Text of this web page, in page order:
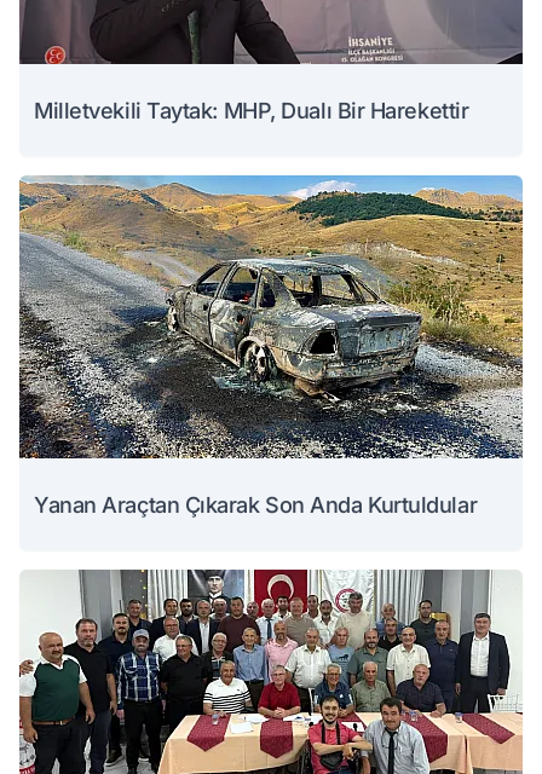
Milletvekili Taytak: MHP, Dualı Bir Harekettir
Yanan Araçtan Çıkarak Son Anda Kurtuldular